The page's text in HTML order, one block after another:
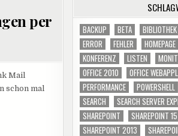
per
Mail
schon mal
BACKUP BETA BIBLIOTHEK
ERROR
FEHLER HOMEPAGE
KONFERENZ
LISTEN
OFFICE 2010
OFFICE
PERFORMANCE
POWERSHELL
SEARCH
SEARCH SERVER
SHAREPOINT
SHAREPOINT 15
SHAREPOINT 2013